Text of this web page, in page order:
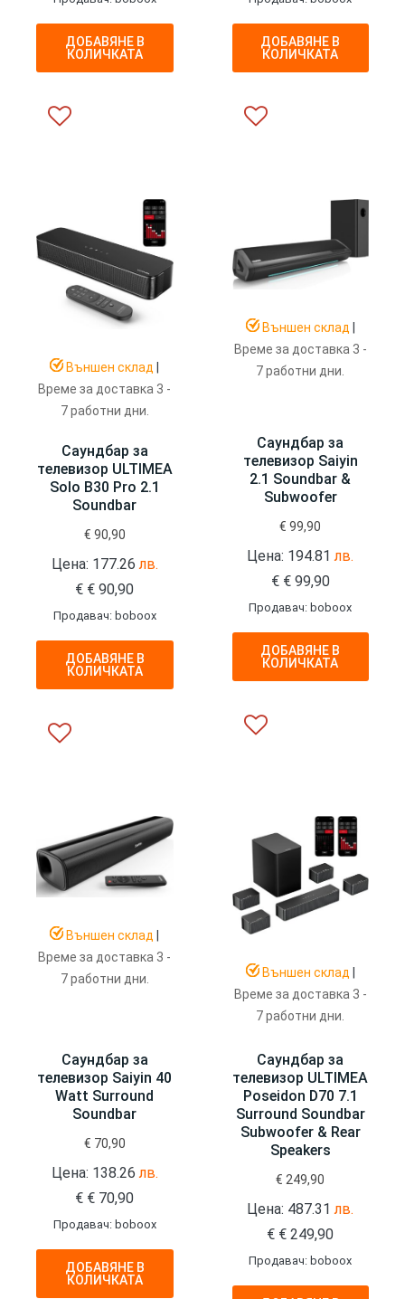
ДОБАВЯНЕ В
КОЛИЧКАТА
ДОБАВЯНЕ В
КОЛИЧКАТА
Външен склад
Време за доставка 3 -
7 работни дни.
Саундбар за
телевизор ULTIMEA
Solo B30 Pro 2.1
Soundbar
€ 90,90
Цена: 177.26лв.
€ € 90,90
Продавач: boboox
ДОБАВЯНЕ В
КОЛИЧКАТА
Външен склад
Време за доставка 3 -
7 работни дни.
Саундбар за
телевизор Saiyin
2.1 Soundbar &
Subwoofer
€ 99,90
Цена: 194.81лв.
€ €99,90
Продавач: boboox
ДОБАВЯНЕ В
КОЛИЧКАТА
Външен склад |
Време за доставка 3 -
7 работни дни.
Саундбар за
телевизор Saiyin 40
Watt Surround
Soundbar
€ 70,90
Цена: 138.26лв.
€ € 70,90
Продавач: boboox
ДОБАВЯНЕ В
КОЛИЧКАТА
Външен склад
Време за доставка 3 -
7 работни дни.
Саундбар за
телевизор ULTIMEA
Poseidon D70 7.1
Surround Soundbar
Subwoofer & Rear
Speakers
€ 249,90
Цена: 487.31лв.
€ € 249,90
Продавач: boboox